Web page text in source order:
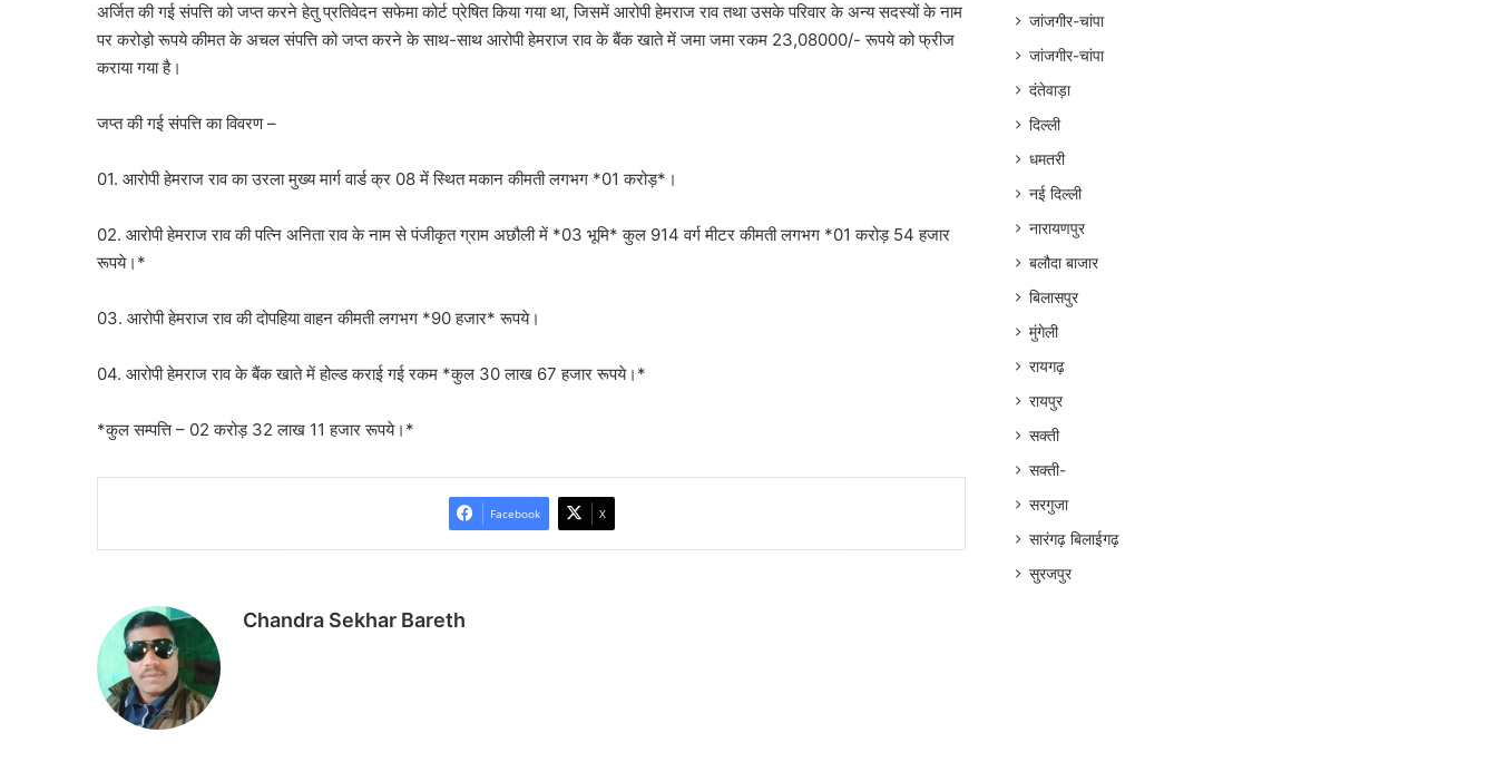
अर्जित की गई संपत्ति को जप्त करने हेतु प्रतिवेदन सफेमा कोर्ट प्रेषित किया गया था, जिसमें आरोपी हेमराज राव तथा उसके परिवार के अन्य सदस्यों के नाम
पर करोड़ो रूपये कीमत के अचल संपत्ति को जप्त करने के साथ-साथ आरोपी हेमराज राव के बैंक खाते में जमा जमा रकम 23,08000/- रूपये को फ्रीज
कराया गया है।
जप्त की गई संपत्ति का विवरण –
01. आरोपी हेमराज राव का उरला मुख्य मार्ग वार्ड क्र 08 में स्थित मकान कीमती लगभग *01 करोड़*।
02. आरोपी हेमराज राव की पत्नि अनिता राव के नाम से पंजीकृत ग्राम अछौली में *03 भूमि* कुल 914 वर्ग मीटर कीमती लगभग *01 करोड़ 54 हजार
रूपये।*
03. आरोपी हेमराज राव की दोपहिया वाहन कीमती लगभग *90 हजार* रूपये।
04. आरोपी हेमराज राव के बैंक खाते में होल्ड कराई गई रकम *कुल 30 लाख 67 हजार रूपये।*
*कुल सम्पत्ति – 02 करोड़ 32 लाख 11 हजार रूपये।*
Facebook X
Chandra Sekhar Bareth
जांजगीर-चांपा
जांजगीर-चांपा
दंतेवाड़ा
दिल्ली
धमतरी
नई दिल्ली
नारायणपुर
बलौदा बाजार
बिलासपुर
मुंगेली
रायगढ़
रायपुर
सक्ती
सक्ती-
सरगुजा
सारंगढ़ बिलाईगढ़
सुरजपुर